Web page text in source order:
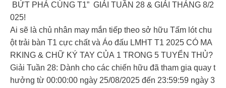
BỨT PHÁ CÙNG T1” GIẢI TUẦN 28 & GIẢI THÁNG 8/2
025!
Ai sẽ là chủ nhân may mắn tiếp theo sở hữu Tấm lót chu
ột trải bàn T1 cực chất và Áo đấu LMHT T1 2025 CÓ MA
RKING & CHỮ KÝ TAY CỦA 1 TRONG 5 TUYỂN THỦ?
Giải Tuần 28: Dành cho các chiến hữu đã tham gia quay t
hưởng từ 00:00:00 ngày 25/08/2025 đến 23:59:59 ngày 3